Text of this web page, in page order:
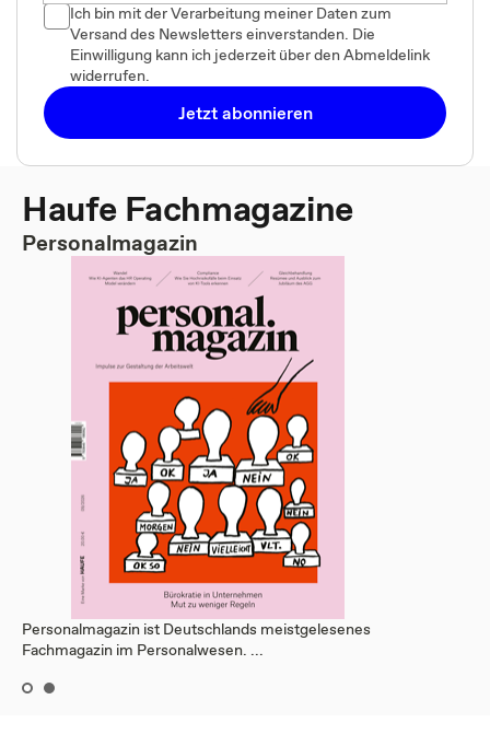
Ich bin mit der Verarbeitung meiner Daten zum
Versand des Newsletters einverstanden. Die
Einwilligung kann ich jederzeit über den Abmeldelink
widerrufen.
Jetzt abonnieren
Haufe Fachmagazine
Personalmagazin
Personalmagazin ist Deutschlands meistgelesenes
Fachmagazin im Personalwesen. ...